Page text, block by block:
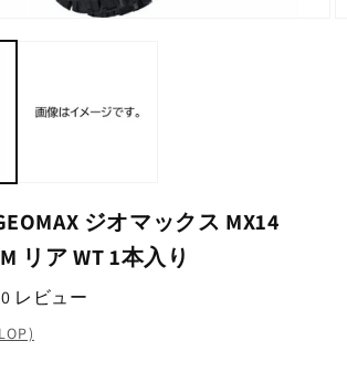
ジオマックス MX14
リア WT 1本入り
0 レビュー